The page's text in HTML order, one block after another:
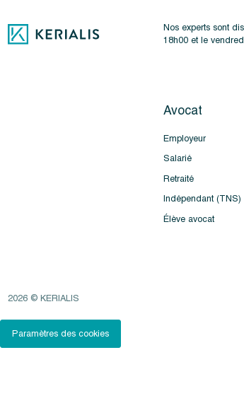
Nos experts sont
18h00 et le
Avocat
Employeur
Salarié
Retraité
Indépendant (TNS)
Élève avocat
2026 © KERIALIS
Paramètres des cookies